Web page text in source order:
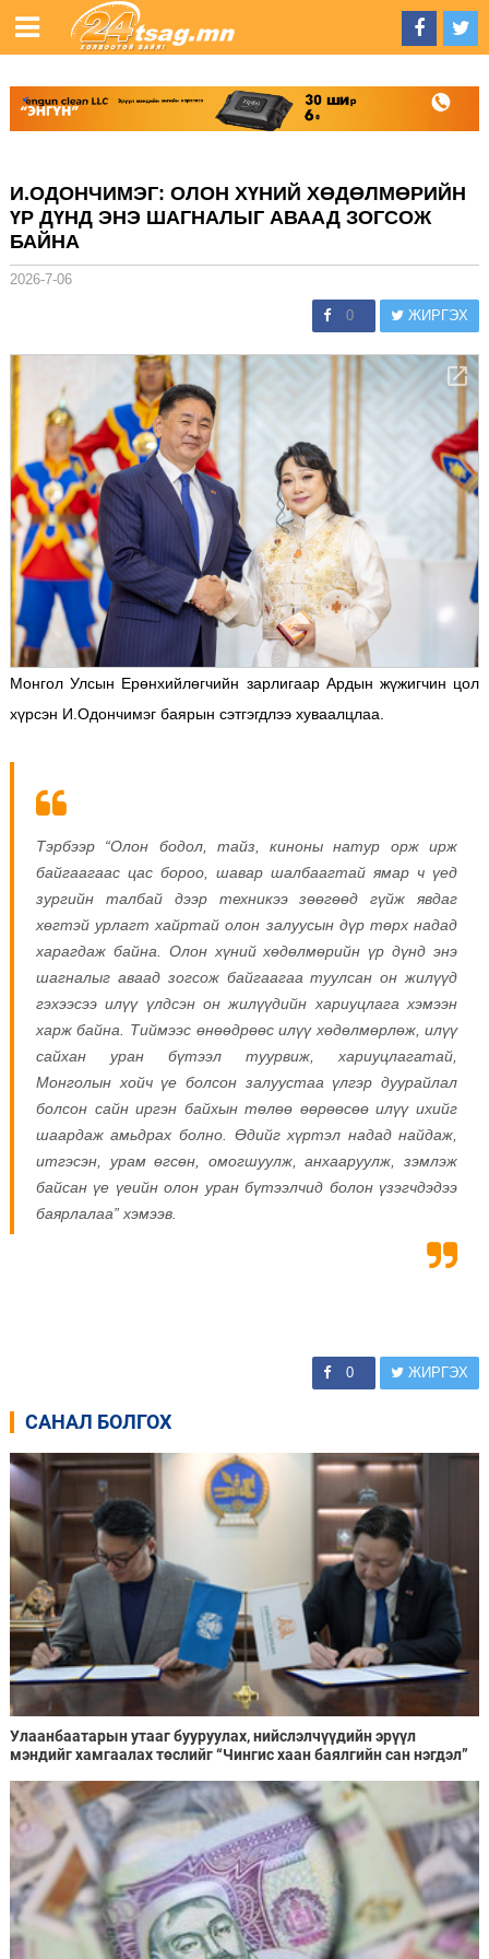
И.ОДОНЧИМЭГ: ОЛОН ХҮНИЙ ХӨДӨЛМӨРИЙН
ҮР ДҮНД ЭНЭ ШАГНАЛЫГ АВААД ЗОГСОЖ
БАЙНА
2026-7-06
0 ЖИРГЭХ
Монгол Улсын Ерөнхийлөгчийн зарлигаар Ардын жүжигчин цол
хүрсэн И.Одончимэг баярын сэтгэгдлээ хуваалцлаа.
Тэрбээр “Олон бодол, тайз, киноны натур орж ирж
байгаагаас цас бороо, шавар шалбаагтай ямар ч үед
зургийн талбай дээр техникээ зөөгөөд гүйж явдаг
хөгтэй урлагт хайртай олон залуусын дүр төрх надад
харагдаж байна. Олон хүний хөдөлмөрийн үр дүнд энэ
шагналыг аваад зогсож байгаагаа туулсан он жилүүд
гэхээсээ илүү үлдсэн он жилүүдийн хариуцлага хэмээн
харж байна. Тиймээс өнөөдрөөс илүү хөдөлмөрлөж, илүү
сайхан уран бүтээл туурвиж, хариуцлагатай,
Монголын хойч үе болсон залуустаа үлгэр дуурайлал
болсон сайн иргэн байхын төлөө өөрөөсөө илүү ихийг
шаардаж амьдрах болно. Өдийг хүртэл надад найдаж,
итгэсэн, урам өгсөн, омогшуулж, анхааруулж, зэмлэж
байсан үе үеийн олон уран бүтээлчид болон үзэгчдэдээ
баярлалаа” хэмээв.
0 ЖИРГЭХ
САНАЛ БОЛГОХ
Улаанбаатарын утааг бууруулах, нийслэлчүүдийн эрүүл
мэндийг хамгаалах төслийг “Чингис хаан баялгийн сан нэгдэл”